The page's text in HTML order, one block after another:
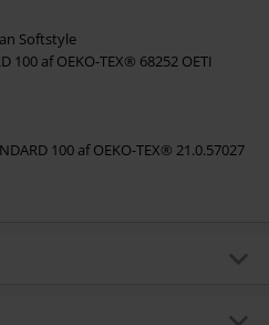
Softstyle
100 af OEKO-TEX® 68252 OETI
100 af OEKO-TEX® 21.0.57027